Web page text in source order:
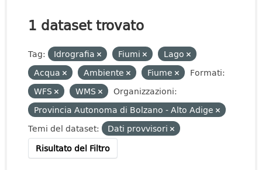
1 dataset trovato
Tag: Idrografia Fiumi
Lago
Acqua
Ambiente Fiume
Formati:
WFS
WMS
Organizzazioni:
Provincia Autonoma di Bolzano - Alto Adige
Temi del dataset:
Dati provvisori
Risultato del Filtro